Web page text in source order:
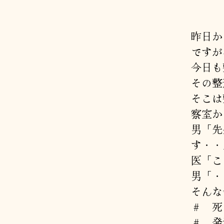
昨日
です
今日
その
そこ
察室
男「
す・
医「
男「
そん
＃ 死